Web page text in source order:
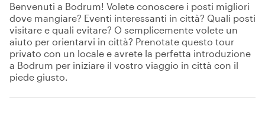
Benvenuti a Bodrum! Volete conoscere i posti migliori
dove mangiare? Eventi interessanti in città? Quali posti
visitare e quali evitare? O semplicemente volete un
aiuto per orientarvi in città? Prenotate questo tour
privato con un locale e avrete la perfetta introduzione
a Bodrum per iniziare il vostro viaggio in città con il
piede giusto.